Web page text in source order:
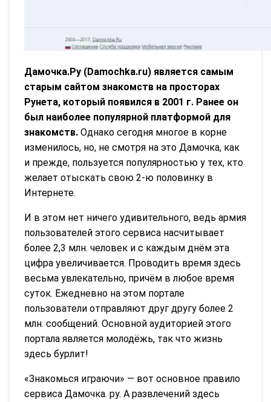
Дамочка.Ру (Damochka.ru) является самым
старым сайтом знакомств на просторах
Рунета, который появился в 2001 г. Ранее он
был наиболее популярной платформой для
знакомств. Однако сегодня многое в корне
изменилось, но, не смотря на это Дамочка, как
и прежде, пользуется популярностью у тех, кто
желает отыскать свою 2-ю половинку в
Интернете.
И в этом нет ничего удивительного, ведь армия
пользователей этого сервиса насчитывает
более 2,3 млн. человек и с каждым днём эта
цифра увеличивается. Проводить время здесь
весьма увлекательно, причём в любое время
суток. Ежедневно на этом портале
пользователи отправляют друг другу более 2
млн. сообщений. Основной аудиторией этого
портала является молодёжь, так что жизнь
здесь бурлит!
«Знакомься играючи» — вот основное правило
сервиса Дамочка. ру. А развлечений здесь